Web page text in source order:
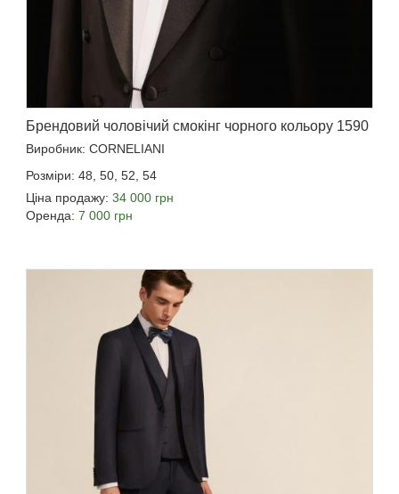
Брендовий чоловічий смокінг чорного кольору 1590
Виробник: CORNELIANI
Розміри: 48, 50, 52, 54
Ціна продажу: 34 000 грн
Оренда: 7 000 грн